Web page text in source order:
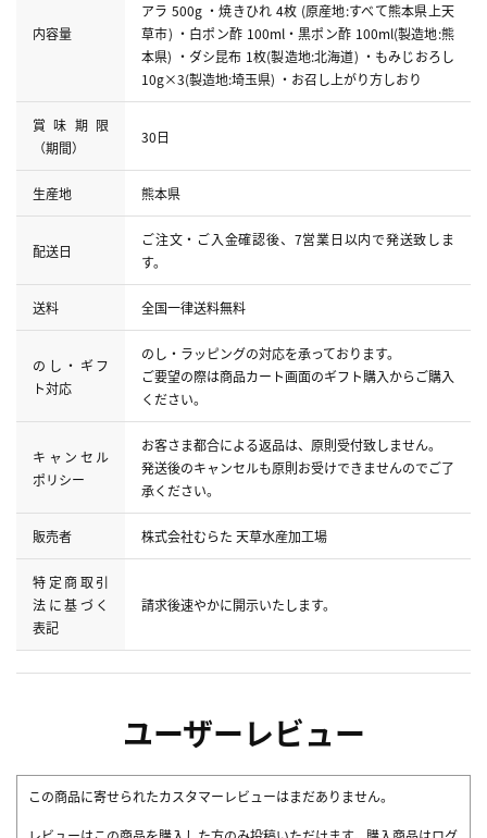
内容量
アラ 500g ・焼きひれ 4枚 (原産地:すべて熊本県上天
草市) ・白ポン酢 100ml・黒ポン酢 100ml(製造地:熊
本県) ・ダシ昆布 1枚(製造地:北海道) ・もみじおろし
10g×3(製造地:埼玉県) ・お召し上がり方しおり
賞味期限
（期間）
30日
生産地 熊本県
配送日
ご注文・ご入金確認後、7営業日以内で発送致しま
す。
送料 全国一律送料無料
のし・ギフ
ト対応
のし・ラッピングの対応を承っております。
ご要望の際は商品カート画面のギフト購入からご購入
ください。
キャンセル
ポリシー
お客さま都合による返品は、原則受付致しません。
発送後のキャンセルも原則お受けできませんのでご了
承ください。
販売者 株式会社むらた 天草水産加工場
特定商取引
法に基づく
表記
請求後速やかに開示いたします。
ユーザーレビュー
この商品に寄せられたカスタマーレビューはまだありません。